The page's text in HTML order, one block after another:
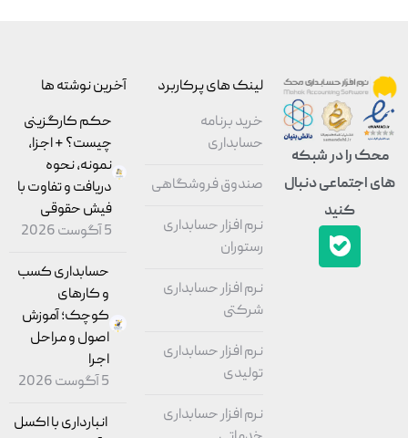
محک را در شبکه
های اجتماعی دنبال
کنید
لینک های پرکاربرد
خرید برنامه
حسابداری
صندوق فروشگاهی
نرم افزار حسابداری
رستوران
نرم افزار حسابداری
شرکتی
نرم افزار حسابداری
تولیدی
نرم افزار حسابداری
آخرین نوشته ها
حکم کارگزینی
چیست؟ + اجزا،
نمونه، نحوه
دریافت و تفاوت با
فیش حقوقی
5 آگوست 2026
حسابداری کسب
و کارهای
کوچک؛ آموزش
اصول و مراحل
اجرا
5 آگوست 2026
انبارداری با اکسل